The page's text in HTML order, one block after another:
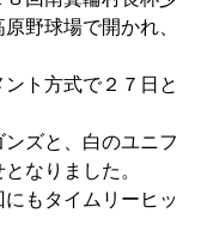
野球場で開かれ、
ト方式で２７日と
ズと、白のユニフ
なりました。
もタイムリーヒッ